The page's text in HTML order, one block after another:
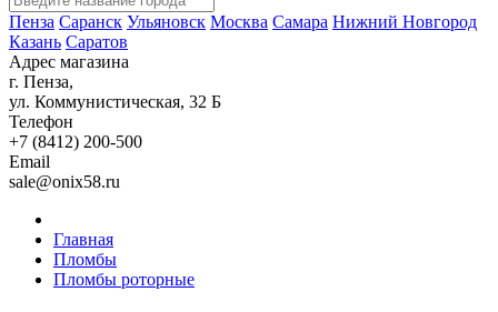
Пенза Саранск Ульяновск Москва Самара Нижний Новгород
Казань Саратов
Адрес магазина
г. Пенза,
ул. Коммунистическая, 32 Б
Телефон
+7 (8412) 200-500
Email
sale@onix58.ru
Главная
Пломбы
Пломбы роторные